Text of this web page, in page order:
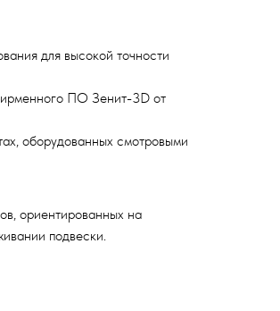
для высокой точности
ПО Зенит-3D от
оборудованных смотровыми
ориентированных на
подвески.